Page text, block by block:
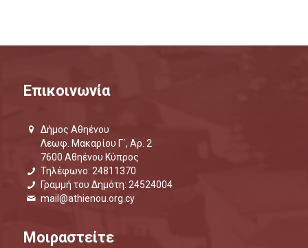
Επικοινωνία
Δήμος Αθηένου
Λεωφ. Μακαρίου Γ΄, Αρ. 2
7600 Αθηένου Κύπρος
Τηλέφωνο: 24811370
Γραμμή του Δημότη: 24524004
mail@athienou.org.cy
Μοιραστείτε